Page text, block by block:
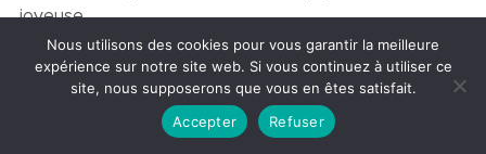
joyeuse.
Plus qu’une voiture, la 2CV
est devenueun personnage
Nous utilisons des cookies pour vous garantir la meilleure
expérience sur notre site web. Si vous continuez à utiliser ce
site, nous supposerons que vous en êtes satisfait.
Accepter
Refuser